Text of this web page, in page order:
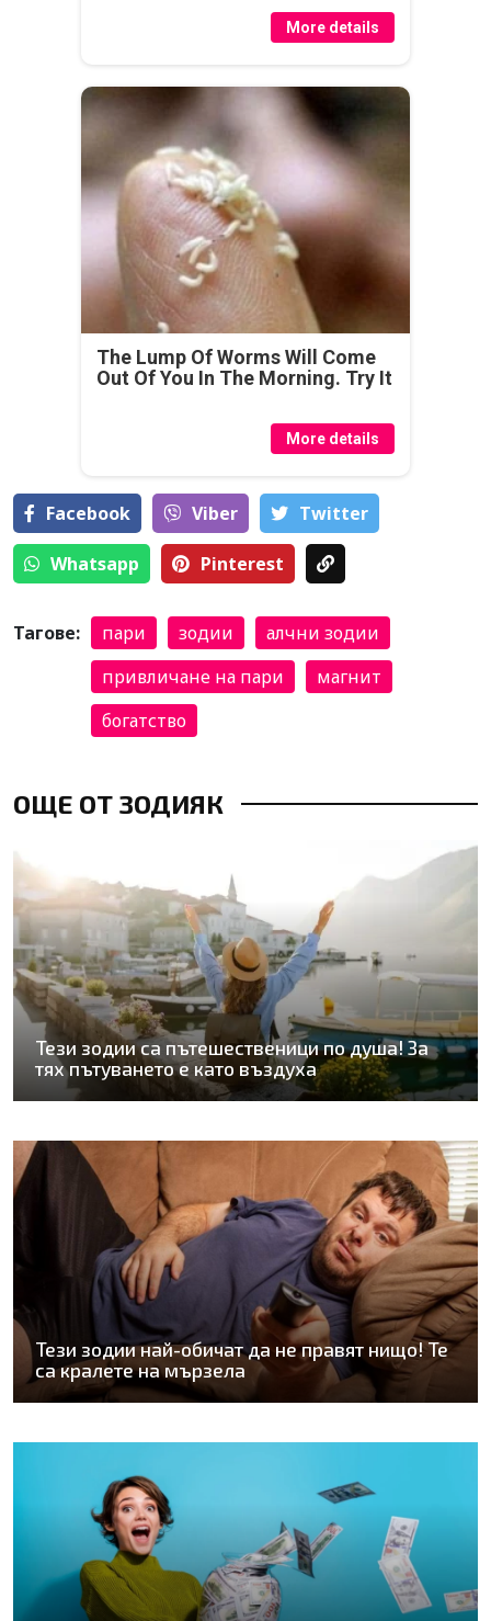
More details
The Lump Of Worms Will Come
Out Of You In The Morning. Try It
More details
Facebook Viber Тwitter
Whatsapp Pinterest
Тагове: пари зодии
алчни зодии
привличане на пари
магнит
богатство
ОЩЕ ОТ ЗОДИЯК
Тези зодии са пътешественици по душа! За
тях пътуването е като въздуха
Тези зодии най-обичат да не правят нищо! Те
са кралете на мързела